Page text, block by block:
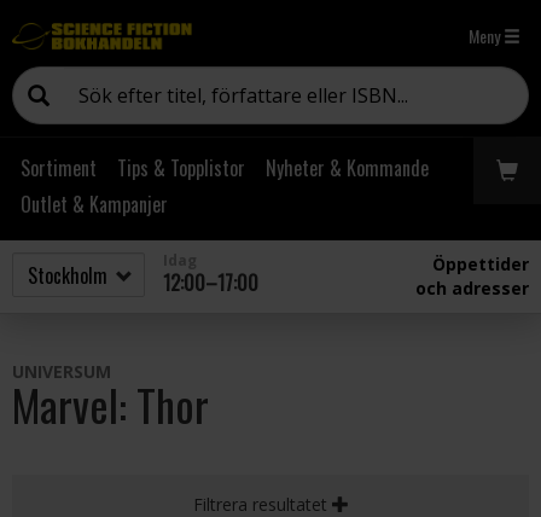
Meny
Sortiment Tips & Topplistor
Nyheter & Kommande
Outlet & Kampanjer
12:00–17:00
Öppettider
och adresser
UNIVERSUM
Marvel: Thor
Filtrera resultatet